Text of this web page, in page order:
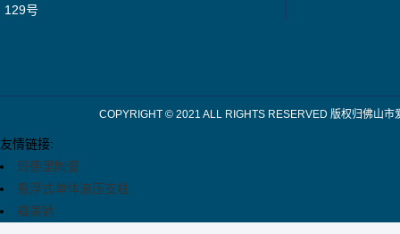
129号
COPYRIGHT © 2021 ALL RIGHTS RESERVED 版权归佛山
友情链接:
玛德里陶瓷
悬浮式单体液压支柱
福美钠